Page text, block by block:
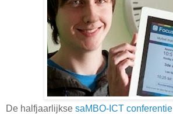
De halfjaarlijkse saMBO-ICT conferentie